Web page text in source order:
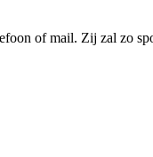
of mail. Zij zal zo